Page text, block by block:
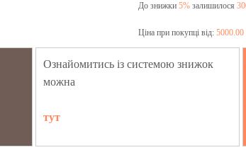
До знижки 5%залишилося
Ціна при покупці від: 5000.00
Ознайомитись із системою знижок
можна
тут